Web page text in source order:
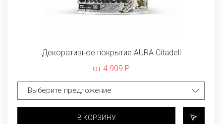
Декоративное покрытие AURA Citadell
от 4 909 Р
В КОРЗИНУ